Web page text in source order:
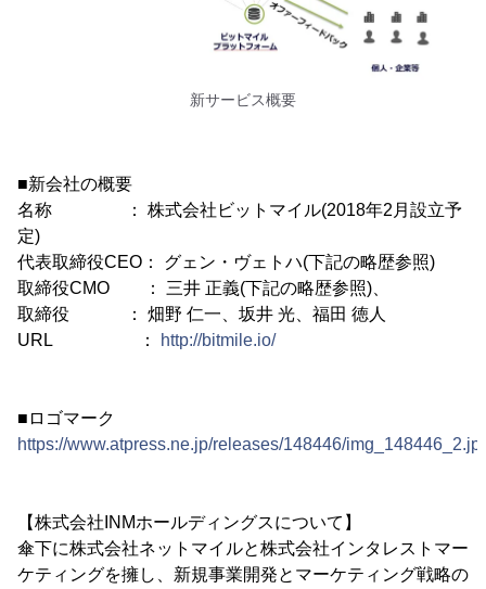
新サービス概要
■新会社の概要
名称 ： 株式会社ビットマイル(2018年2月設立予
定)
代表取締役CEO： グェン・ヴェトハ(下記の略歴参照)
取締役CMO ： 三井 正義(下記の略歴参照)、
取締役 ： 畑野 仁一、坂井 光、福田 徳人
URL ：
http://bitmile.io/
■ロゴマーク
https://www.atpress.ne.jp/releases/148446/
【株式会社INMホールディングスについて】
傘下に株式会社ネットマイルと株式会社インタレストマー
ケティングを擁し、新規事業開発とマーケティング戦略の